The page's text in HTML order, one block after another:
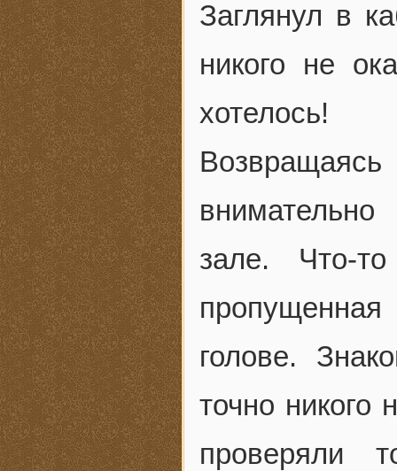
Заглянул в
никого не
хотелось!
зале. Что-
голове.
точно
проверяли